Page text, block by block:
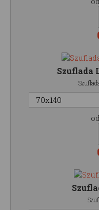
Szuflada
od